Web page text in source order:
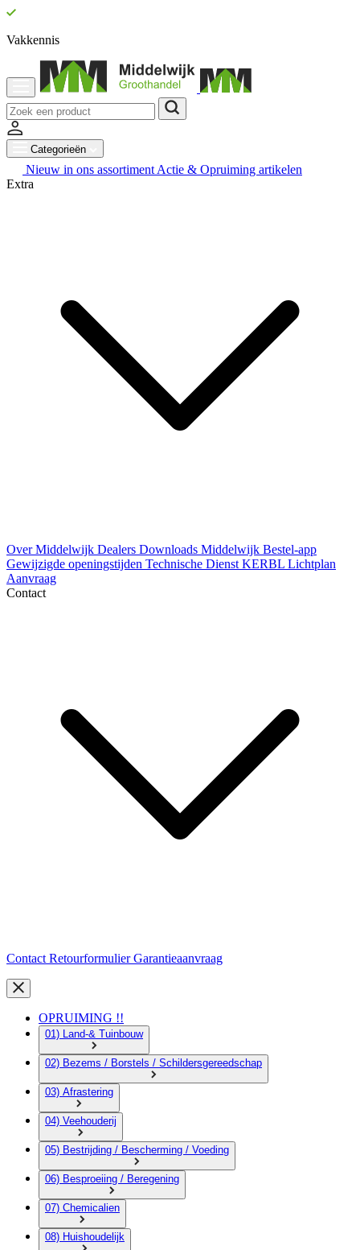
Vakkennis
Categorieën
Nieuw in ons assortiment Actie & Opruiming artikelen
Extra
Over Middelwijk Dealers Downloads Middelwijk Bestel-app
Gewijzigde openingstijden Technische Dienst KERBL Lichtplan
Aanvraag
Contact
Contact RetourformulierGarantieaanvraag
OPRUIMING !!
01) Land-& Tuinbouw
02) Bezems / Borstels / Schildersgereedschap
03) Afrastering
04) Veehouderij
05) Bestrijding / Bescherming / Voeding
06) Besproeiing / Beregening
07) Chemicalien
08) Huishoudelijk